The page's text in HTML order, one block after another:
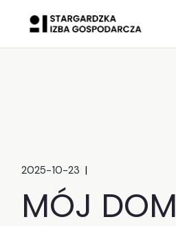
content
2025-10-23
MÓJ